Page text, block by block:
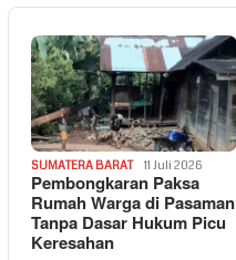
SUMATERA BARAT 11 Juli 2026
Pembongkaran Paksa
Rumah Warga di Pasaman
Tanpa Dasar Hukum Picu
Keresahan